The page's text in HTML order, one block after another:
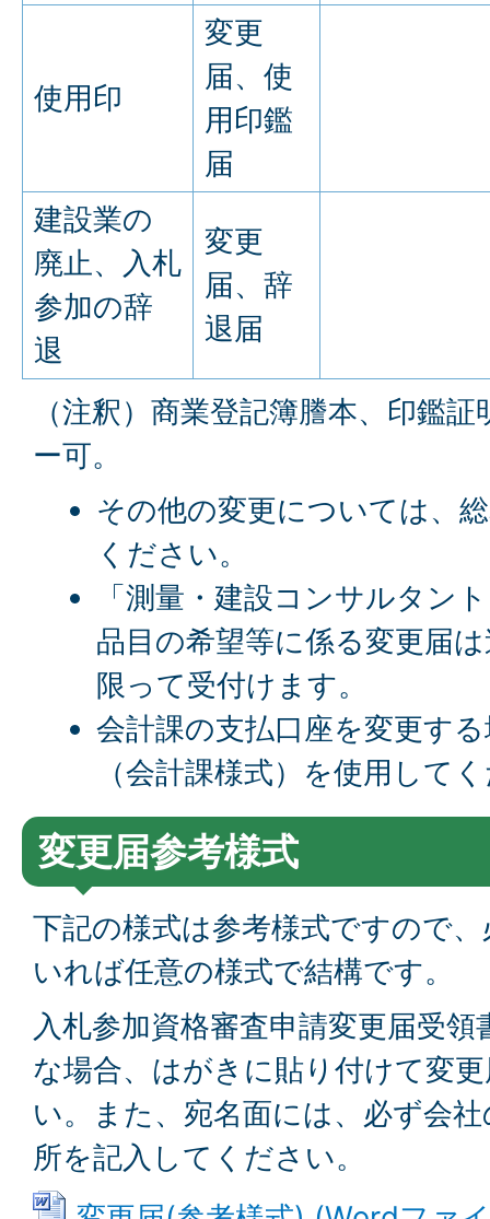
使用印
変更
届、使
用印鑑
届
建設業の
廃止、入札
参加の辞
退
変更
届、辞
退届
（注釈）商業登記簿謄本、印鑑
ー可。
その他の変更については、
ください。
「測量・建設コンサルタン
品目の希望等に係る変更届
限って受付けます。
会計課の支払口座を変更す
（会計課様式）を使用して
変更届参考様式
下記の様式は参考様式ですので
いれば任意の様式で結構です。
入札参加資格審査申請変更届受
な場合、はがきに貼り付けて変
い。また、宛名面には、必ず会
所を記入してください。